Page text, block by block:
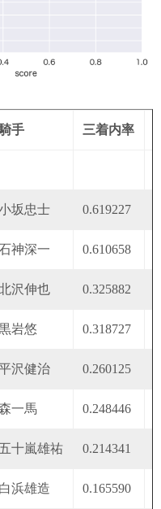
手 三着内率
坂忠士 0.619227
神深一 0.610658
沢伸也 0.325882
岩悠 0.318727
沢健治 0.260125
一馬 0.248446
五十嵐雄祐 0.214341
白浜雄造 0.165590